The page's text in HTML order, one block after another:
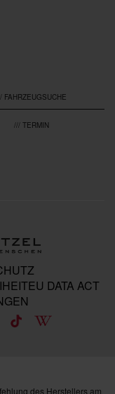
FAHRZEUGSUCHE
/// TERMIN
EU DATA ACT
des Herstellers am